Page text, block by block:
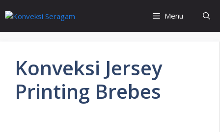
Menu
Konveksi Jersey
Printing Brebes